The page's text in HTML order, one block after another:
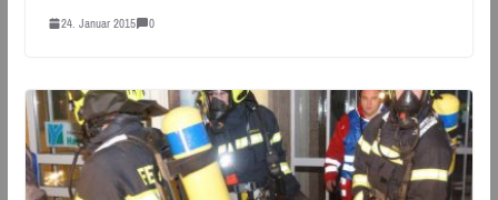
24. Januar 2015 0